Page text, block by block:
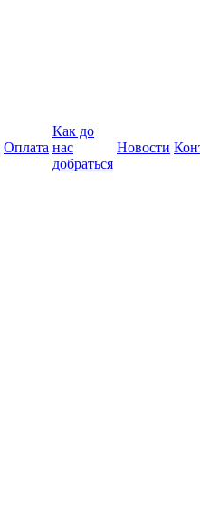
Оплата
Как до
нас
добраться
Новости